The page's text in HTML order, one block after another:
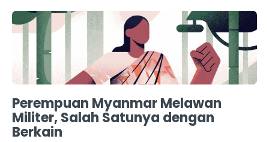
Perempuan Myanmar Melawan
Militer, Salah Satunya dengan
Berkain